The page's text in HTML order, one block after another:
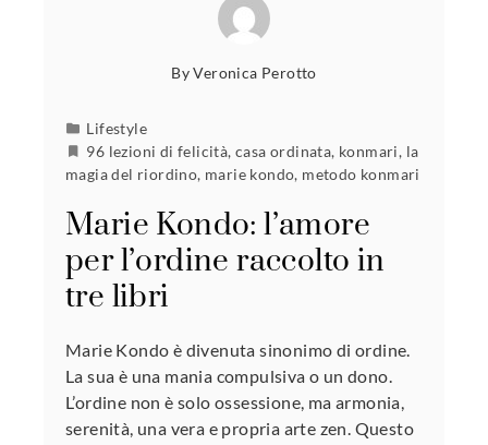
ByVeronica Perotto
Lifestyle
96 lezioni di felicità,casa ordinata, konmari, la
magia del riordino, marie kondo, metodo konmari
Marie Kondo: l’amore
per l’ordine raccolto in
tre libri
Marie Kondo è divenuta sinonimo di ordine.
La sua è una mania compulsiva o un dono.
L’ordine non è solo ossessione, ma armonia,
serenità, una vera e propria arte zen. Questo